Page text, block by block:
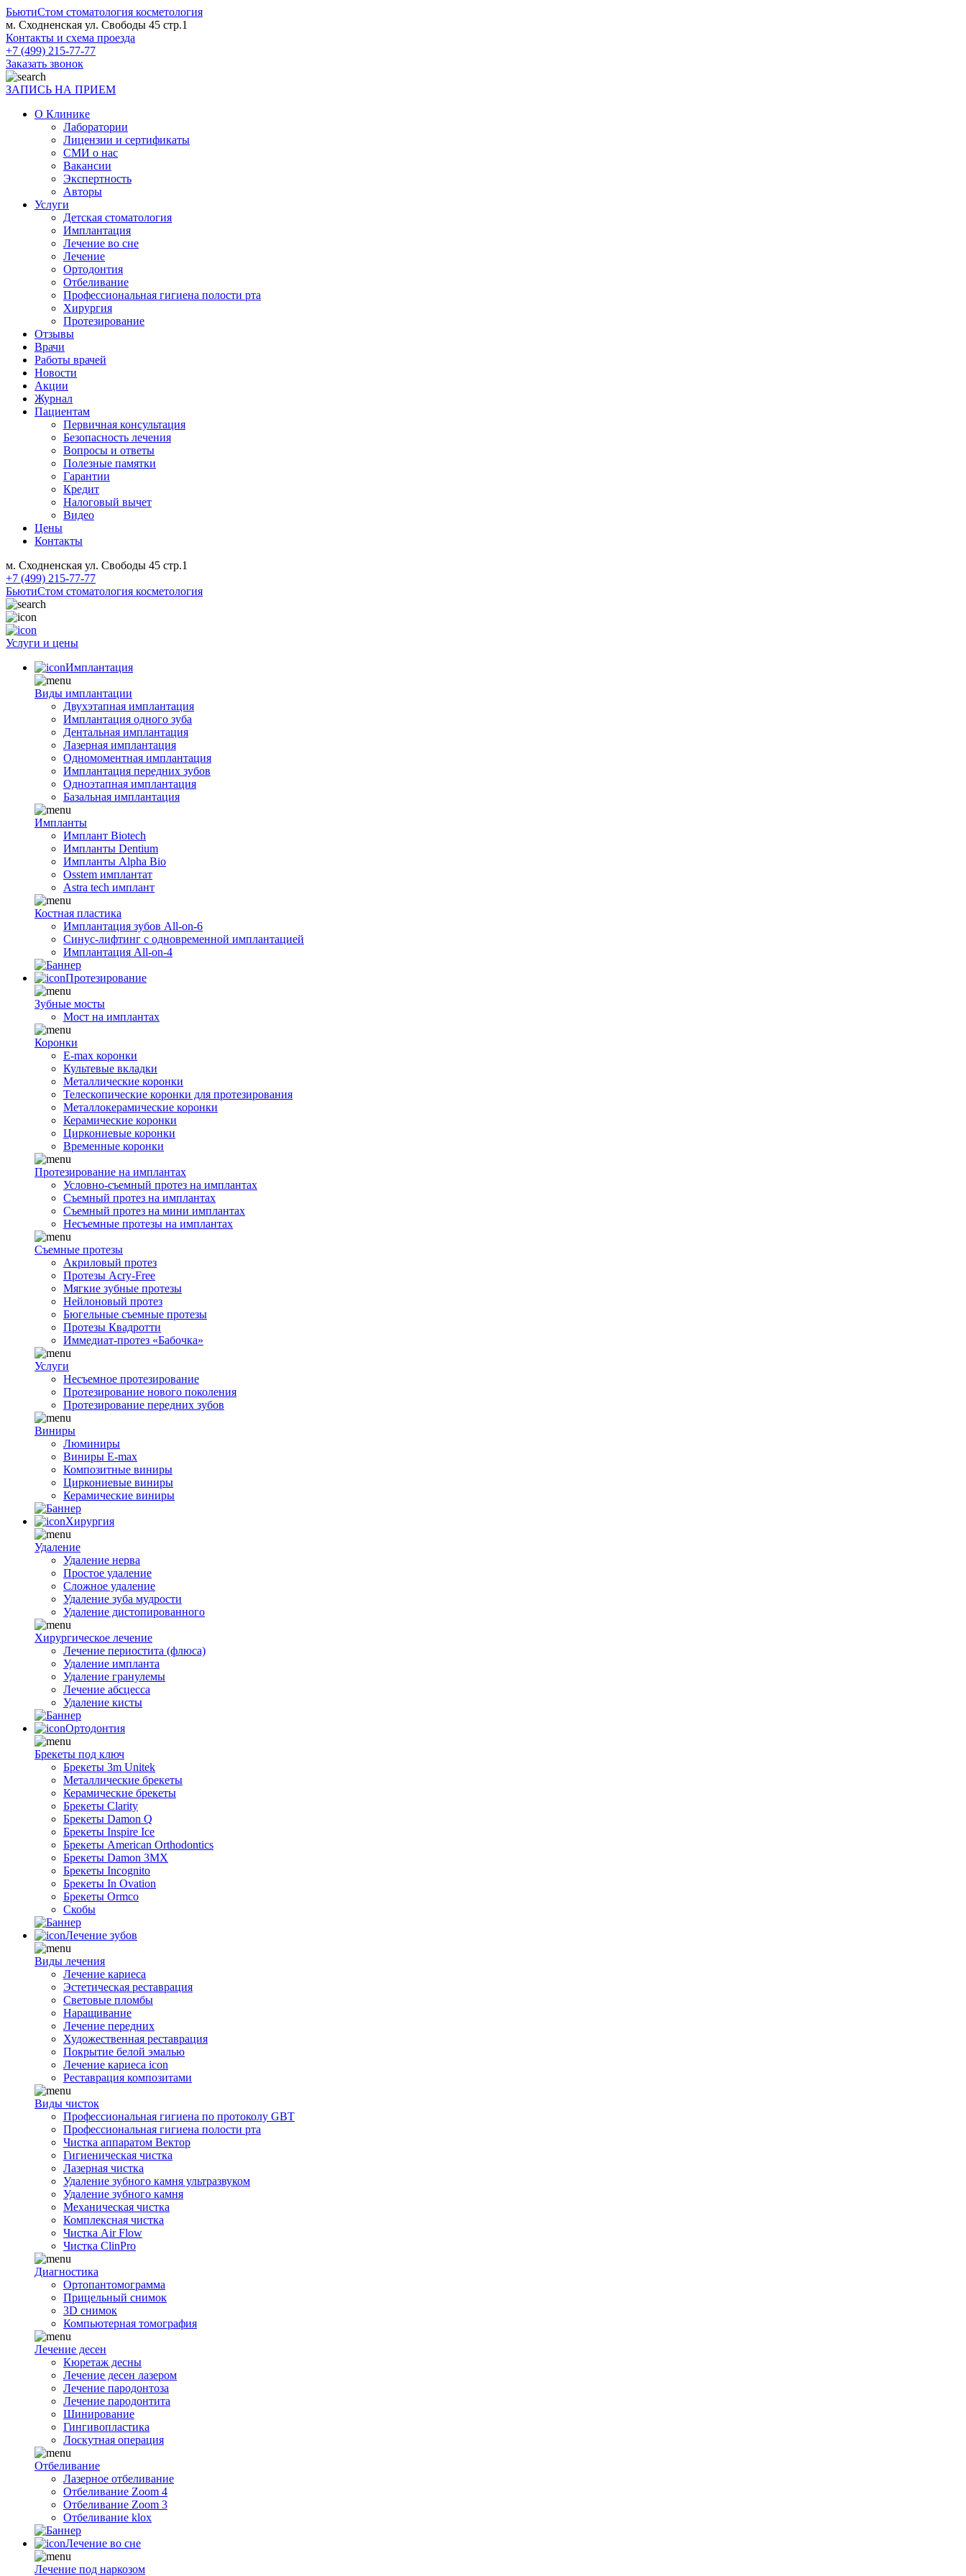
БьютиСтом стоматология косметология
м. Сходненская ул. Свободы 45 стр.1
Контакты и схема проезда
+7 (499) 215-77-77
Заказать звонок
ЗАПИСЬ НА ПРИЕМ
О Клинике
Лаборатории
Лицензии и сертификаты
СМИ о нас
Вакансии
Экспертность
Авторы
Услуги
Детская стоматология
Имплантация
Лечение во сне
Лечение
Ортодонтия
Отбеливание
Профессиональная гигиена полости рта
Хирургия
Протезирование
Отзывы
Врачи
Работы врачей
Новости
Акции
Журнал
Пациентам
Первичная консультация
Безопасность лечения
Вопросы и ответы
Полезные памятки
Гарантии
Кредит
Налоговый вычет
Видео
Цены
Контакты
м. Сходненская ул. Свободы 45 стр.1
+7 (499) 215-77-77
БьютиСтом стоматология косметология
Услуги и цены
Имплантация
Виды имплантации
Двухэтапная имплантация
Имплантация одного зуба
Дентальная имплантация
Лазерная имплантация
Одномоментная имплантация
Имплантация передних зубов
Одноэтапная имплантация
Базальная имплантация
Импланты
Имплант Biotech
Импланты Dentium
Импланты Alpha Bio
Osstem имплантат
Astra tech имплант
Костная пластика
Имплантация зубов All-on-6
Синус-лифтинг с одновременной имплантацией
Имплантация All-on-4
Протезирование
Зубные мосты
Мост на имплантах
Коронки
E-max коронки
Культевые вкладки
Металлические коронки
Телескопические коронки для протезирования
Металлокерамические коронки
Керамические коронки
Циркониевые коронки
Временные коронки
Протезирование на имплантах
Условно-съемный протез на имплантах
Съемный протез на имплантах
Съемный протез на мини имплантах
Несъемные протезы на имплантах
Съемные протезы
Акриловый протез
Протезы Acry-Free
Мягкие зубные протезы
Нейлоновый протез
Бюгельные съемные протезы
Протезы Квадротти
Иммедиат-протез «Бабочка»
Услуги
Несъемное протезирование
Протезирование нового поколения
Протезирование передних зубов
Виниры
Люминиры
Виниры E-max
Композитные виниры
Циркониевые виниры
Керамические виниры
Хирургия
Удаление
Удаление нерва
Простое удаление
Сложное удаление
Удаление зуба мудрости
Удаление дистопированного
Хирургическое лечение
Лечение периостита (флюса)
Удаление импланта
Удаление гранулемы
Лечение абсцесса
Удаление кисты
Ортодонтия
Брекеты под ключ
Брекеты 3m Unitek
Металлические брекеты
Керамические брекеты
Брекеты Clarity
Брекеты Damon Q
Брекеты Inspire Ice
Брекеты American Orthodontics
Брекеты Damon 3MX
Брекеты Incognito
Брекеты In Ovation
Брекеты Ormco
Скобы
Лечение зубов
Виды лечения
Лечение кариеса
Эстетическая реставрация
Световые пломбы
Наращивание
Лечение передних
Художественная реставрация
Покрытие белой эмалью
Лечение кариеса icon
Реставрация композитами
Виды чисток
Профессиональная гигиена по протоколу GBT
Профессиональная гигиена полости рта
Чистка аппаратом Вектор
Гигиеническая чистка
Лазерная чистка
Удаление зубного камня ультразвуком
Удаление зубного камня
Механическая чистка
Комплексная чистка
Чистка Air Flow
Чистка ClinPro
Диагностика
Ортопантомограмма
Прицельный снимок
3D снимок
Компьютерная томография
Лечение десен
Кюретаж десны
Лечение десен лазером
Лечение пародонтоза
Лечение пародонтита
Шинирование
Гингивопластика
Лоскутная операция
Отбеливание
Лазерное отбеливание
Отбеливание Zoom 4
Отбеливание Zoom 3
Отбеливание klox
Лечение во сне
Лечение под наркозом